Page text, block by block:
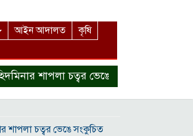
আইন আদালত
কৃষি
শাপলা চত্বর ভেঙে সংকুচিত করায় জনমনে
শাপলা চত্বর ভেঙে সংকুচিত